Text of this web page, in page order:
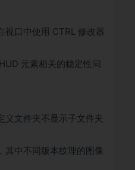
视口中使用 CTRL 修改器
元素相关的稳定性问
义文件夹不显示子文件夹
其中不同版本纹理的图像